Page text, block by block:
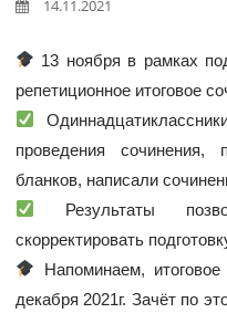
14.11.2021
13 ноября в рамках
репетиционное итоговое
проведения сочинения,
бланков, написали
Результаты
скорректировать
Напоминаем,
декабря 2021г. Зачёт по